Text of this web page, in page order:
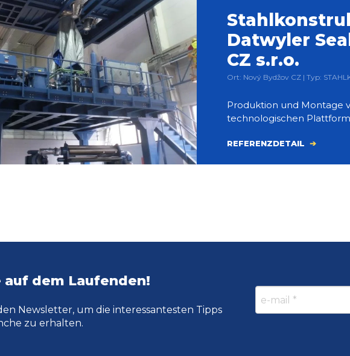
Datwyler
CZ s.r.o.
Ort: Nový Bydžov CZ | Typ:
Produktion und Montage
technologischen
REFERENZDETAIL
auf dem Laufenden!
Newsletter, um die interessantesten Tipps
zu erhalten.